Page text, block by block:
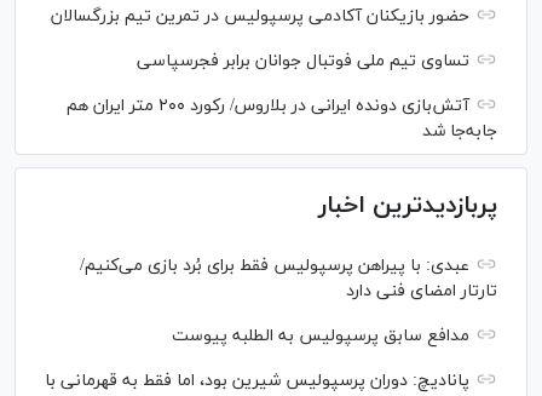
حضور بازیکنان آکادمی پرسپولیس در تمرین تیم بزرگسالان
تساوی تیم ملی فوتبال جوانان برابر فجرسپاسی
آتش‌بازی دونده ایرانی در بلاروس/ رکورد ۲۰۰ متر ایران هم
جابه‌جا شد
پربازدیدترین اخبار
عبدی: با پیراهن پرسپولیس فقط برای بُرد بازی می‌کنیم/
تارتار امضای فنی دارد
مدافع سابق پرسپولیس به الطلبه پیوست
پانادیچ: دوران پرسپولیس شیرین بود، اما فقط به قهرمانی با